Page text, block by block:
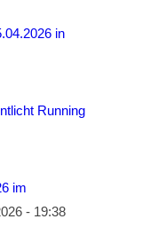
in
Running
im
- 19:38